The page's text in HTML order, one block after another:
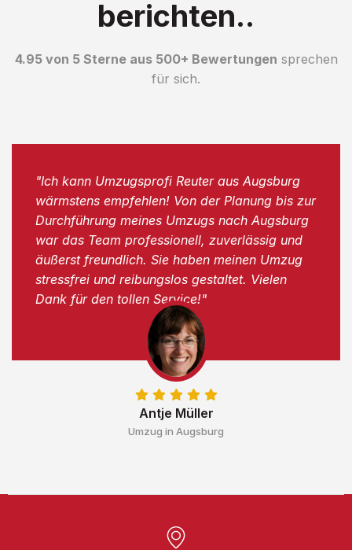
berichten..
4.95 von 5 Sterne aus 500+ Bewertungen sprechen
für sich.
Antje Müller
Umzug in Augsburg
"Ich kann Umzugsprofi Reuter aus Augsburg
wärmstens empfehlen! Von der Planung bis zur
Durchführung meines Umzugs nach Augsburg
war das Team professionell, zuverlässig und
äußerst freundlich. Sie haben meinen Umzug
stressfrei und reibungslos gestaltet. Vielen
Dank für den tollen Service!"